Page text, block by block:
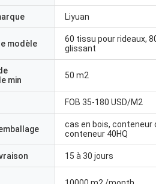
Liyuan
modèle
60 tissu pour rideaux,
glissant
min
50 m2
FOB 35-180 USD/M2
cas en bois, conteneur
conteneur 40HQ
15 à 30 jours